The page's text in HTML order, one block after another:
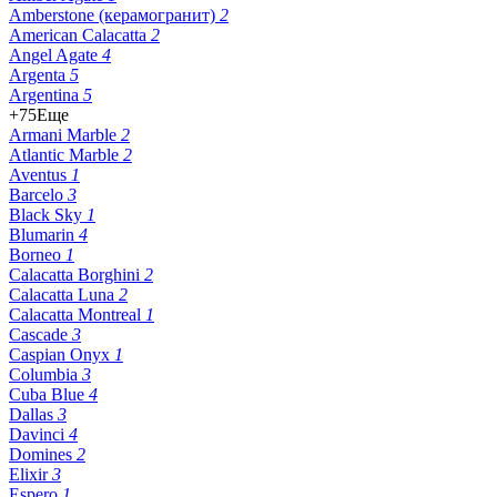
Amberstone (керамогранит) 2
American Calacatta 2
Angel Agate 4
Argenta 5
Argentina 5
+75Еще
Armani Marble 2
Atlantic Marble 2
Aventus 1
Barcelo 3
Black Sky 1
Blumarin 4
Borneo 1
Calacatta Borghini 2
Calacatta Luna 2
Calacatta Montreal 1
Cascade 3
Caspian Onyx 1
Columbia 3
Cuba Blue 4
Dallas 3
Davinci 4
Domines 2
Elixir3